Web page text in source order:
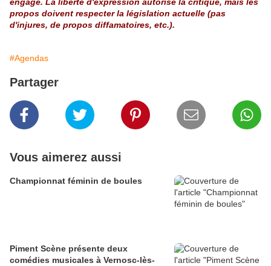
propos doivent respecter la législation actuelle (pas
d'injures, de propos diffamatoires, etc.).
#Agendas
Partager
Vous aimerez aussi
Championnat féminin de boules
Piment Scène présente deux
comédies musicales à Vernosc-lès-